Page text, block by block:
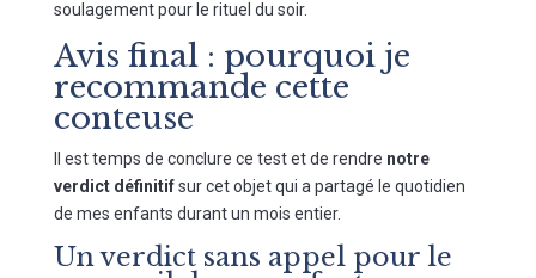
soulagement pour le rituel du soir.
Avis final : pourquoi je
recommande cette
conteuse
Il est temps de conclure ce test et de rendre notre
verdict définitifsur cet objet qui a partagé le quotidien
de mes enfants durant un mois entier.
Un verdict sans appel pour le